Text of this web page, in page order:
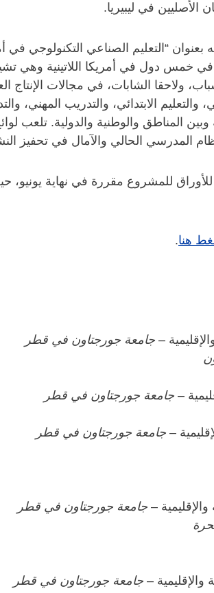
في ليبيريا.
“التعليم الصناعي التكنولوجي في
خمس دول في أمريكا اللاتينية وهي
ولاحقا الشابات، في مجالات الإنتاج
والتعليم الابتدائي، والتدريب
وبين المناطق والوطنية والدولية.
المدرسي الحالي والآمال في تحفيز
للمشروع مقررة في نهاية يونيو،
هنا.
– جامعة جورجتاون في قطر
– جامعة جورجتاون في قطر
– جامعة جورجتاون في قطر
– جامعة جورجتاون في قطر
والإقليمية – جامعة جورجتاون في قطر